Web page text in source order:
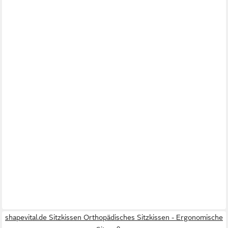
shapevital.de Sitzkissen Orthopädisches Sitzkissen - Ergonomische